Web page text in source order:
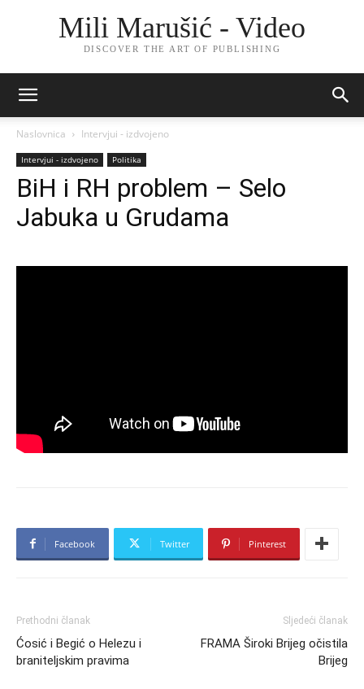
Mili Marušić - Video
DISCOVER THE ART OF PUBLISHING
Naslovnica Intervjui - izdvojeno
Intervjui - izdvojeno Politika
BiH i RH problem – Selo
Jabuka u Grudama
Facebook Twitter Pinterest
Prethodni članak
Ćosić i Begić o Helezu i
braniteljskim pravima
Sljedeći članak
FRAMA Široki Brijeg očistila
Brijeg